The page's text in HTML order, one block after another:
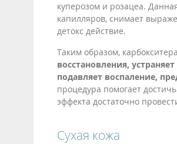
куперозом и розацеа.
капилляров, снимает
детокс действие.
Таким образом,
восстановления,
подавляет воспаление,
процедура помогает
эффекта достаточно
Сухая кожа